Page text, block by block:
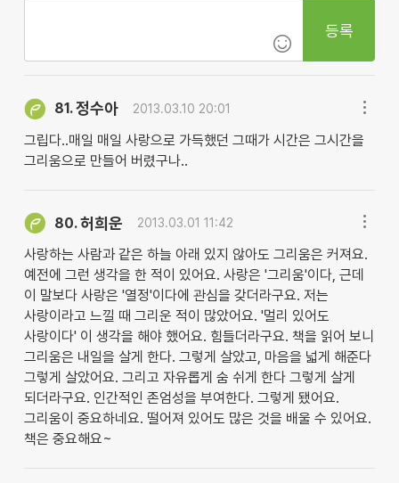
등록
81.정수아 2013.03.10 20:01
그립다..매일 매일 사랑으로 가득했던 그때가 시간은 그시간을
그리움으로 만들어 버렸구나..
80.허희운 2013.03.01 11:42
사랑하는 사람과 같은 하늘 아래 있지 않아도 그리움은 커져요.
예전에 그런 생각을 한 적이 있어요. 사랑은 '그리움'이다, 근데
이 말보다 사랑은 '열정'이다에 관심을 갖더라구요. 저는
사랑이라고 느낄 때 그리운 적이 많았어요. '멀리 있어도
사랑이다' 이 생각을 해야 했어요. 힘들더라구요. 책을 읽어 보니
그리움은 내일을 살게 한다. 그렇게 살았고, 마음을 넓게 해준다
그렇게 살았어요. 그리고 자유롭게 숨 쉬게 한다 그렇게 살게
되더라구요. 인간적인 존엄성을 부여한다. 그렇게 됐어요.
그리움이 중요하네요. 떨어져 있어도 많은 것을 배울 수 있어요.
책은 중요해요~